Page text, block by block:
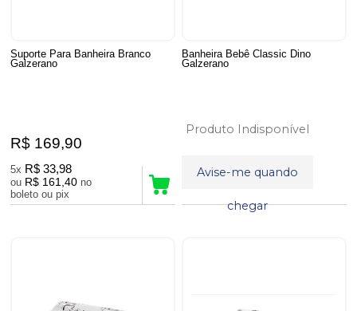
Suporte Para Banheira Branco
Galzerano
R$ 169,90
5x R$ 33,98
ou R$ 161,40 no
boleto ou pix
Banheira Bebê Classic Dino
Galzerano
Produto Indisponível
Avise-me quando
chegar